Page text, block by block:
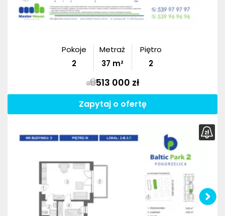
Pokoje
2
Metraż
37 m²
Piętro
2
513 000 zł
Zapytaj o ofertę